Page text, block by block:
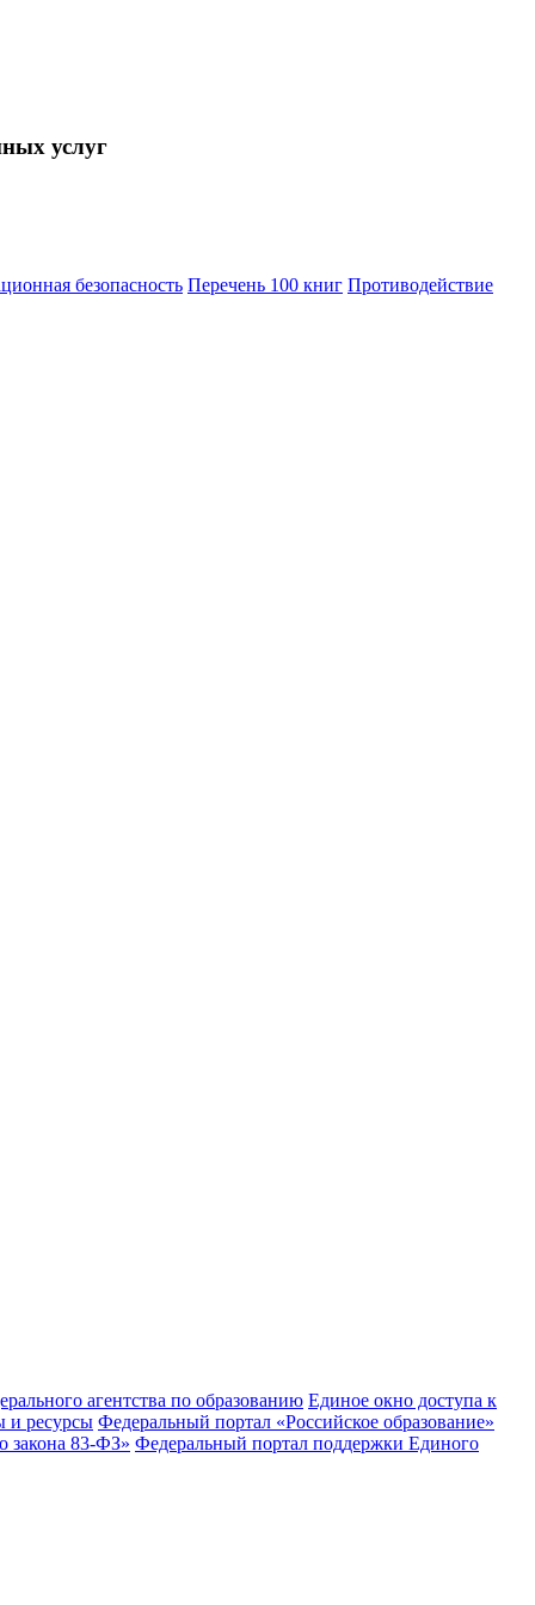
услуг
безопасность Перечень 100 книг Противодействие
агентства по образованию Единое окно доступа к
и ресурсы Федеральный портал «Российское образование»
закона 83-ФЗ» Федеральный портал поддержки Единого